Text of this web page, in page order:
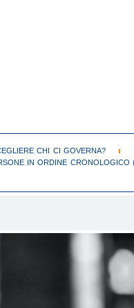
CHI CI GOVERNA?
IN ORDINE CRONOLOGICO